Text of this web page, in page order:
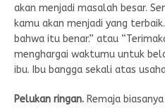
akan menjadi masalah besar.
kamu akan menjadi yang
bahwa itu benar.” atau
menghargai waktumu untuk
ibu. Ibu bangga sekali atas
Pelukan ringan. Remaja